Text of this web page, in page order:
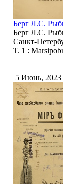
Берг Л.С.
Берг Л.С.
Санкт-
Т. 1 :
5 Июнь, 2023